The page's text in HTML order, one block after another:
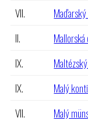
VII.
II.
Mallorská
IX.
IX.
Malý
VII.
Malý